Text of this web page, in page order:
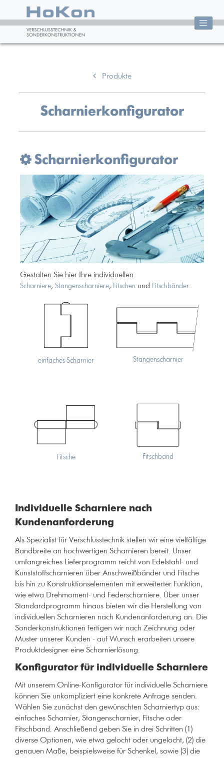
Produkte
Scharnierkonfigurator
Scharnierkonfigurator
Gestalten Sie hier Ihre individuellen
Scharniere, Stangenscharniere, Fitschen und Fitschbänder.
einfaches Scharnier Stangenscharnier
Fitsche Fitschband
Individuelle Scharniere nach
Kundenanforderung
Als Spezialist für Verschlusstechnik stellen wir eine vielfältige
Bandbreite an hochwertigen Scharnieren bereit. Unser
umfangreiches Lieferprogramm reicht von Edelstahl- und
Kunststoffscharnieren über Anschweißbänder und Fitsche
bis hin zu Konstruktionselementen mit erweiterter Funktion,
wie etwa Drehmoment- und Federscharniere. Über unser
Standardprogramm hinaus bieten wir die Herstellung von
individuellen Scharnieren nach Kundenanforderung an. Die
Sonderkonstruktionen fertigen wir nach Zeichnung oder
Muster unserer Kunden - auf Wunsch erarbeiten unsere
Produktdesigner eine Scharnierlösung.
Konfigurator für individuelle Scharniere
Mit unserem Online-Konfigurator für individuelle Scharniere
können Sie unkompliziert eine konkrete Anfrage senden.
Wählen Sie zunächst den gewünschten Scharniertyp aus:
einfaches Scharnier, Stangenscharnier, Fitsche oder
Fitschband. Anschließend geben Sie in drei Schritten (1)
diverse Optionen, wie etwa gelocht oder ungelocht, (2) die
genauen Maße, beispielsweise für Schenkel, sowie (3) die